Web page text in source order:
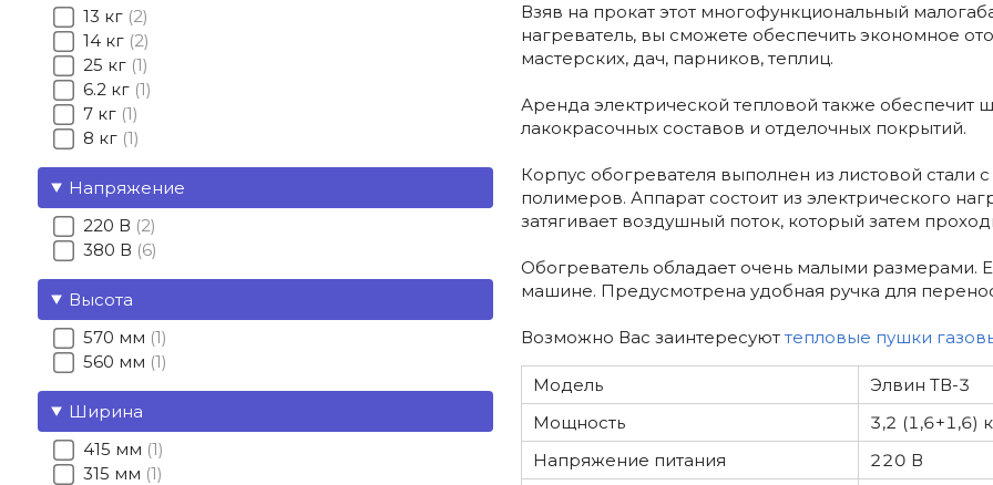
13 кг 2
14 кг 2
25 кг 1
6.2 кг 1
7 кг 1
8 кг 1
Напряжение
220 В 2
380 В 6
Высота
570 мм 1
560 мм 1
Ширина
415 мм 1
315 мм 1
Взяв на прокат этот многофункциональный
нагреватель, вы сможете обеспечить экономное
мастерских, дач, парников, теплиц.
Аренда электрической тепловой также
лакокрасочных составов и отделочных покрытий.
Корпус обогревателя выполнен из листовой стали
полимеров. Аппарат состоит из электрического
затягивает воздушный поток, который затем
Обогреватель обладает очень малыми размерами.
машине. Предусмотрена удобная ручка для
Возможно Вас заинтересуют тепловые пушки
Модель
Элвин ТВ-3
Мощность
3,2 (1,6+1,6)
Напряжение питания
220 В